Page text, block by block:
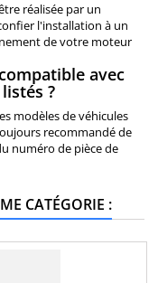
réalisée par un
l'installation à un
de votre moteur
avec
?
modèles de véhicules
recommandé de
numéro de pièce de
CATÉGORIE :